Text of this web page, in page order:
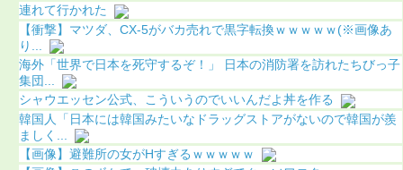
連れて行かれた
【衝撃】マツダ、CX-5がバカ売れで黒字転換ｗｗｗｗｗ(※画像あ
り...
海外「世界で日本を死守するぞ！」 日本の消防署を訪れたちびっ子
集団...
シャウエッセン公式、こういうのでいいんだよ丼を作る
韓国人「日本には韓国みたいなドラッグストアがないので韓国が羨
ましく...
【画像】避難所の女がHすぎるｗｗｗｗｗ